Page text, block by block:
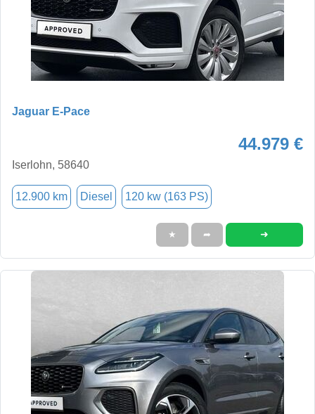
Jaguar E-Pace
44.979 €
Iserlohn, 58640
12.900 km Diesel 120 kw (163 PS)
★ ➦ ➜